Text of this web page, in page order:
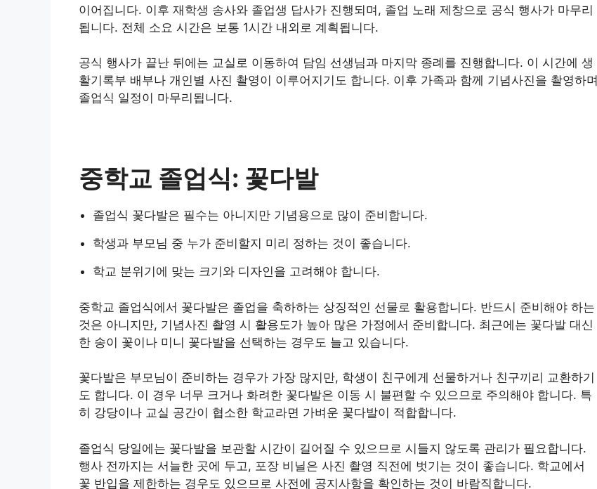
이어집니다. 이후 재학생 송사와 졸업생 답사가 진행되며, 졸업 노래 제창으로 공식 행사가 마무리
됩니다. 전체 소요 시간은 보통 1시간 내외로 계획됩니다.
공식 행사가 끝난 뒤에는 교실로 이동하여 담임 선생님과 마지막 종례를 진행합니다. 이 시간에 생
활기록부 배부나 개인별 사진 촬영이 이루어지기도 합니다. 이후 가족과 함께 기념사진을 촬영하며
졸업식 일정이 마무리됩니다.
중학교 졸업식: 꽃다발
졸업식 꽃다발은 필수는 아니지만 기념용으로 많이 준비합니다.
학생과 부모님 중 누가 준비할지 미리 정하는 것이 좋습니다.
학교 분위기에 맞는 크기와 디자인을 고려해야 합니다.
중학교 졸업식에서 꽃다발은 졸업을 축하하는 상징적인 선물로 활용합니다. 반드시 준비해야 하는
것은 아니지만, 기념사진 촬영 시 활용도가 높아 많은 가정에서 준비합니다. 최근에는 꽃다발 대신
한 송이 꽃이나 미니 꽃다발을 선택하는 경우도 늘고 있습니다.
꽃다발은 부모님이 준비하는 경우가 가장 많지만, 학생이 친구에게 선물하거나 친구끼리 교환하기
도 합니다. 이 경우 너무 크거나 화려한 꽃다발은 이동 시 불편할 수 있으므로 주의해야 합니다. 특
히 강당이나 교실 공간이 협소한 학교라면 가벼운 꽃다발이 적합합니다.
졸업식 당일에는 꽃다발을 보관할 시간이 길어질 수 있으므로 시들지 않도록 관리가 필요합니다.
행사 전까지는 서늘한 곳에 두고, 포장 비닐은 사진 촬영 직전에 벗기는 것이 좋습니다. 학교에서
꽃 반입을 제한하는 경우도 있으므로 사전에 공지사항을 확인하는 것이 바람직합니다.